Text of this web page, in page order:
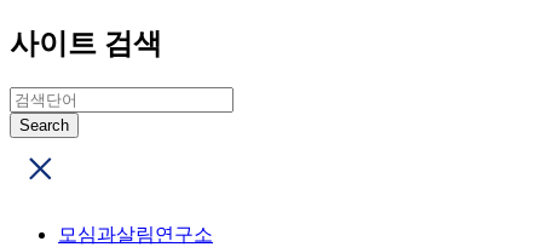
사이트 검색
모심과살림연구소